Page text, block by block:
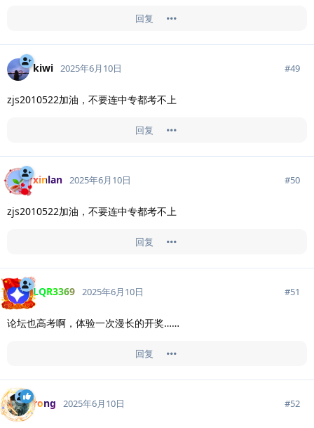
回复
kiwi 2025年6月10日 #49
zjs2010522加油，不要连中专都考不上
回复
xinlan 2025年6月10日 #50
zjs2010522加油，不要连中专都考不上
回复
LQR3369 2025年6月10日 #51
论坛也高考啊，体验一次漫长的开奖……
回复
rong 2025年6月10日 #52